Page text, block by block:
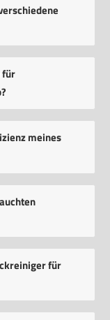
für
meines
für